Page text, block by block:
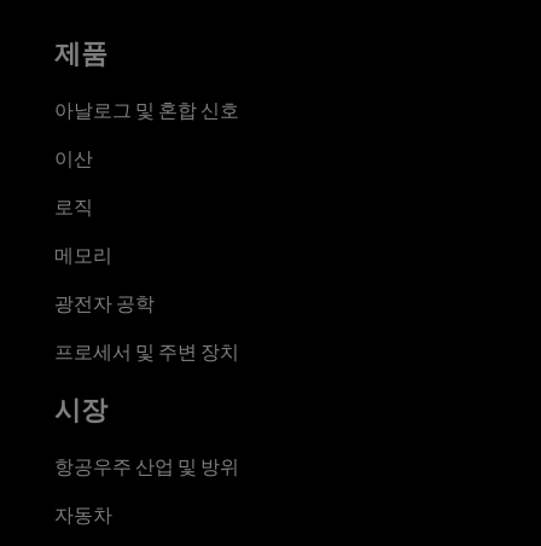
제품
아날로그 및 혼합 신호
이산
로직
메모리
광전자 공학
프로세서 및 주변 장치
시장
항공우주 산업 및 방위
자동차